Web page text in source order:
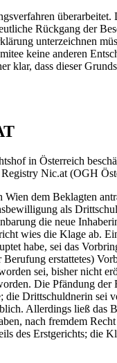
Rückgang der
unterzeichnen
keine anderen
klar, dass dieser
in Österreich
Nic.at (OGH
dem Beklagten
als
die neue
wies die Klage ab.
habe, sei das
erstattetes)
sei, bisher nicht
Die Pfändung
Drittschuldnerin
Allerdings ließ
nach fremdem
des Erstgerichts;